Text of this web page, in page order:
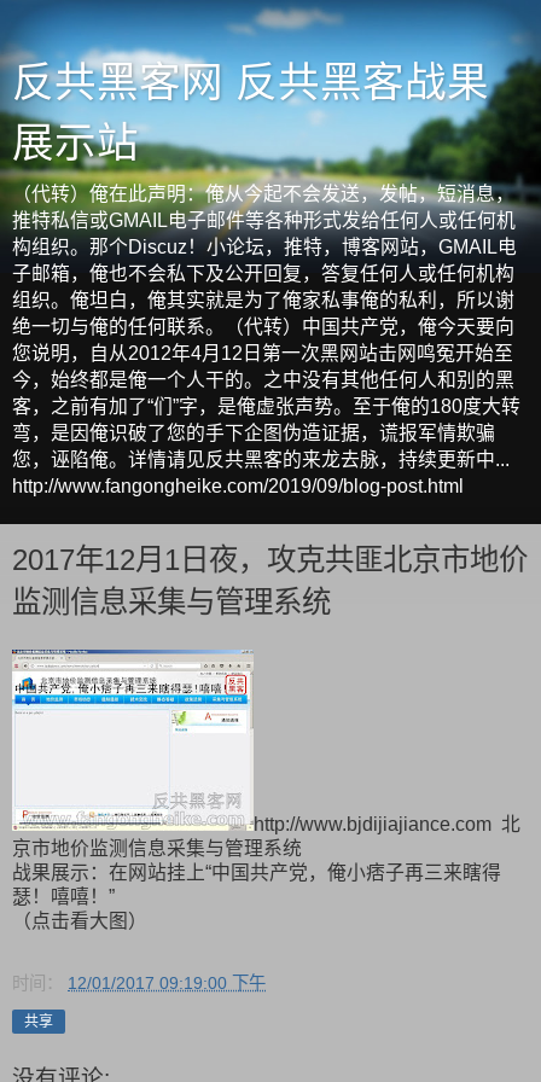
反共黑客网 反共黑客战果
展示站
（代转）俺在此声明：俺从今起不会发送，发帖，短消息，
推特私信或GMAIL电子邮件等各种形式发给任何人或任何机
构组织。那个Discuz！小论坛，推特，博客网站，GMAIL电
子邮箱，俺也不会私下及公开回复，答复任何人或任何机构
组织。俺坦白，俺其实就是为了俺家私事俺的私利，所以谢
绝一切与俺的任何联系。（代转）中国共产党，俺今天要向
您说明，自从2012年4月12日第一次黑网站击网鸣冤开始至
今，始终都是俺一个人干的。之中没有其他任何人和别的黑
客，之前有加了“们”字，是俺虚张声势。至于俺的180度大转
弯，是因俺识破了您的手下企图伪造证据，谎报军情欺骗
您，诬陷俺。详情请见反共黑客的来龙去脉，持续更新中...
http://www.fangongheike.com/2019/09/blog-post.html
2017年12月1日夜，攻克共匪北京市地价
监测信息采集与管理系统
http://www.bjdijiajiance.com 北
京市地价监测信息采集与管理系统
战果展示：在网站挂上“中国共产党，俺小痞子再三来瞎得
瑟！嘻嘻！”
（点击看大图）
时间： 12/01/2017 09:19:00 下午
共享